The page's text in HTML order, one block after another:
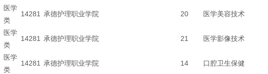
医学
类
14281 承德护理职业学院 20 医学美容技术
医学
类
14281 承德护理职业学院 21 医学影像技术
医学
类
14281 承德护理职业学院 14 口腔卫生保健